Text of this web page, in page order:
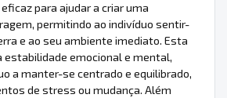
para ajudar a criar uma
permitindo ao indivíduo sentir-
e ao seu ambiente imediato. Esta
estabilidade emocional e mental,
a manter-se centrado e equilibrado,
de stress ou mudança. Além